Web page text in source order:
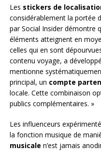
Les stickers de
considérablement la portée
par Social Insider démontre
éléments atteignent en
celles qui en sont
contenu voyage, a
mentionne
principal, un compte
locale. Cette combinaison
publics complémentaires. »
Les influenceurs
la fonction musique de
musicale n’est jamais